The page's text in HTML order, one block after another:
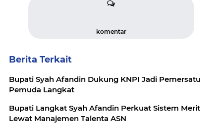
komentar
Berita Terkait
Bupati Syah Afandin Dukung KNPI Jadi Pemersatu
Pemuda Langkat
Bupati Langkat Syah Afandin Perkuat Sistem Merit
Lewat Manajemen Talenta ASN